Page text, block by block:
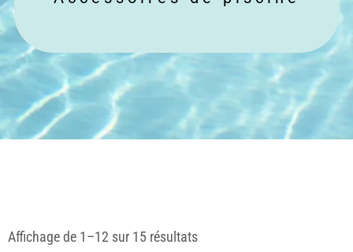
Affichage de 1–12 sur 15 résultats